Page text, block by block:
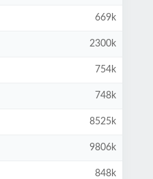
669k
2300k
754k
748k
8525k
9806k
848k